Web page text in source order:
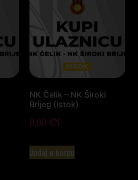
NK Čelik – NK Široki
Brijeg (istok)
8,00 KM
Dodaj u korpu